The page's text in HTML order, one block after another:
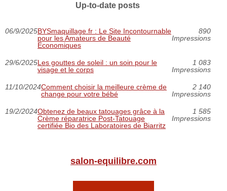
Up-to-date posts
06/9/2025BYSmaquillage.fr : Le Site Incontournable
pour les Amateurs de Beauté
Économiques
890
Impressions
29/6/2025Les gouttes de soleil : un soin pour le
visage et le corps
1 083
Impressions
11/10/2024Comment choisir la meilleure crème de
change pour votre bébé
2 140
Impressions
19/2/2024Obtenez de beaux tatouages grâce à la
Crème réparatrice Post-Tatouage
certifiée Bio des Laboratoires de Biarritz
1 585
Impressions
salon-equilibre.com